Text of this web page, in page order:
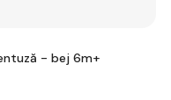
- bej 6m+